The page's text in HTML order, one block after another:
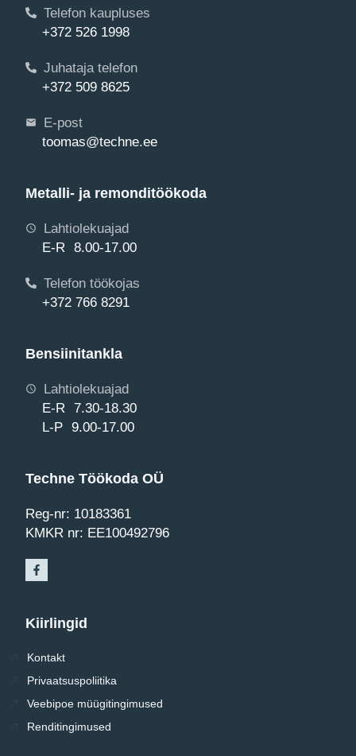
Telefon kaupluses
+372 526 1998
Juhataja telefon
+372 509 8625
E-post
toomas@techne.ee
Metalli- ja remonditöökoda
Lahtiolekuajad
E-R 8.00-17.00
Telefon töökojas
+372 766 8291
Bensiinitankla
Lahtiolekuajad
E-R 7.30-18.30
L-P 9.00-17.00
Techne Töökoda OÜ
Reg-nr: 10183361
KMKR nr: EE100492796
Kiirlingid
Kontakt
Privaatsuspoliitika
Veebipoe müügitingimused
Renditingimused